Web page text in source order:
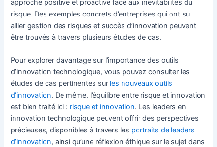
approche positive et proactive face aux inévitabilités du
risque. Des exemples concrets d’entreprises qui ont su
allier gestion des risques et succès d’innovation peuvent
être trouvés à travers plusieurs études de cas.
Pour explorer davantage sur l’importance des outils
d’innovation technologique, vous pouvez consulter les
études de cas pertinentes sur les nouveaux outils
d’innovation. De même, l’équilibre entre risque et innovation
est bien traité ici : risque et innovation. Les leaders en
innovation technologique peuvent offrir des perspectives
précieuses, disponibles à travers les portraits de leaders
d’innovation, ainsi qu’une réflexion éthique sur le sujet dans